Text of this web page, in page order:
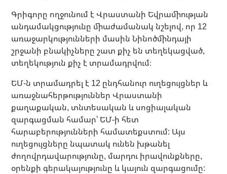
Գրիգորը ողջունում է Վրաստանի Եվրամիության
անդամակցությունը միաժամանակ նշելով, որ 12
առաջարկությունների մասին Նինոծմինդայի
շրջանի բնակիչները շատ քիչ են տեղեկացված,
տեղեկություն քիչ է տրամադրվում։
ԵՄ-ն տրամադրել է 12 ընդհանուր ուղեցույցներ և
առաջնահերթություններ Վրաստանի
քաղաքական, տնտեսական և սոցիալական
զարգացման համար՝ ԵՄ-ի հետ
հարաբերությունների համատեքստում: Այս
ուղեցույցները նպատակ ունեն խթանել
ժողովրդավարությունը, մարդու իրավունքները,
օրենքի գերակայությունը և կայուն զարգացումը: